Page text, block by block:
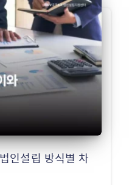
인설립 방식별 차